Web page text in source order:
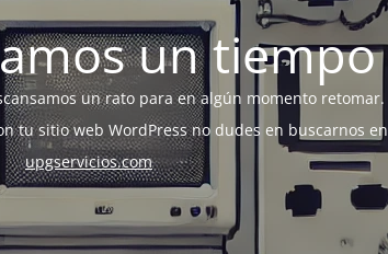
un tiempo
un rato para en algún momento retomar.
tu sitio web WordPress no dudes en buscarnos en
upgservicios.com